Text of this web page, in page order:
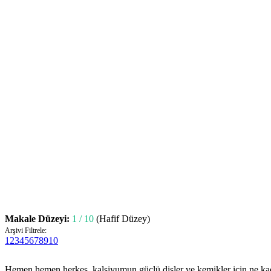
Makale Düzeyi: 1 / 10 (Hafif Düzey)
Arşivi Filtrele:
1 2345678910